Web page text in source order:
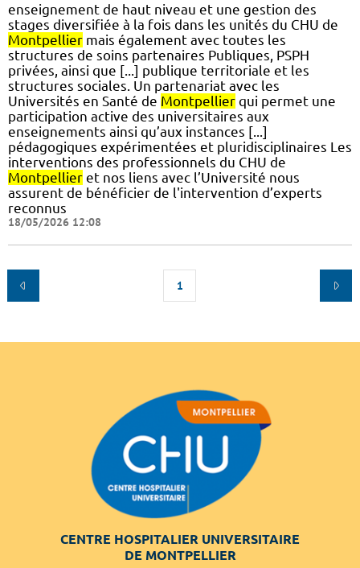
enseignement de haut niveau et une gestion des
stages diversifiée à la fois dans les unités du CHU de
Montpellier mais également avec toutes les
structures de soins partenaires Publiques, PSPH
privées, ainsi que [...] publique territoriale et les
structures sociales. Un partenariat avec les
Universités en Santé de Montpellier qui permet une
participation active des universitaires aux
enseignements ainsi qu’aux instances [...]
pédagogiques expérimentées et pluridisciplinaires Les
interventions des professionnels du CHU de
Montpellier et nos liens avec l’Université nous
assurent de bénéficier de l'intervention d’experts
reconnus
18/05/2026 12:08
1
CENTRE HOSPITALIER UNIVERSITAIRE
DE MONTPELLIER